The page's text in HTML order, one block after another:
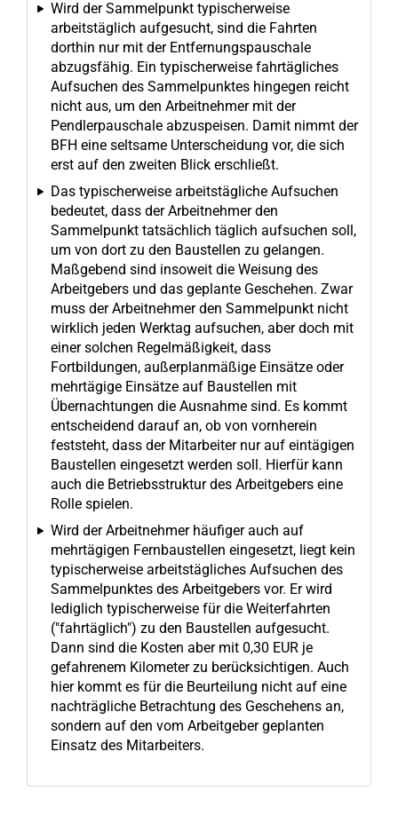
Wird der Sammelpunkt typischerweise
arbeitstäglich aufgesucht, sind die Fahrten
dorthin nur mit der Entfernungspauschale
abzugsfähig. Ein typischerweise fahrtägliches
Aufsuchen des Sammelpunktes hingegen reicht
nicht aus, um den Arbeitnehmer mit der
Pendlerpauschale abzuspeisen. Damit nimmt der
BFH eine seltsame Unterscheidung vor, die sich
erst auf den zweiten Blick erschließt.
Das typischerweise arbeitstägliche Aufsuchen
bedeutet, dass der Arbeitnehmer den
Sammelpunkt tatsächlich täglich aufsuchen soll,
um von dort zu den Baustellen zu gelangen.
Maßgebend sind insoweit die Weisung des
Arbeitgebers und das geplante Geschehen. Zwar
muss der Arbeitnehmer den Sammelpunkt nicht
wirklich jeden Werktag aufsuchen, aber doch mit
einer solchen Regelmäßigkeit, dass
Fortbildungen, außerplanmäßige Einsätze oder
mehrtägige Einsätze auf Baustellen mit
Übernachtungen die Ausnahme sind. Es kommt
entscheidend darauf an, ob von vornherein
feststeht, dass der Mitarbeiter nur auf eintägigen
Baustellen eingesetzt werden soll. Hierfür kann
auch die Betriebsstruktur des Arbeitgebers eine
Rolle spielen.
Wird der Arbeitnehmer häufiger auch auf
mehrtägigen Fernbaustellen eingesetzt, liegt kein
typischerweise arbeitstägliches Aufsuchen des
Sammelpunktes des Arbeitgebers vor. Er wird
lediglich typischerweise für die Weiterfahrten
("fahrtäglich") zu den Baustellen aufgesucht.
Dann sind die Kosten aber mit 0,30 EUR je
gefahrenem Kilometer zu berücksichtigen. Auch
hier kommt es für die Beurteilung nicht auf eine
nachträgliche Betrachtung des Geschehens an,
sondern auf den vom Arbeitgeber geplanten
Einsatz des Mitarbeiters.